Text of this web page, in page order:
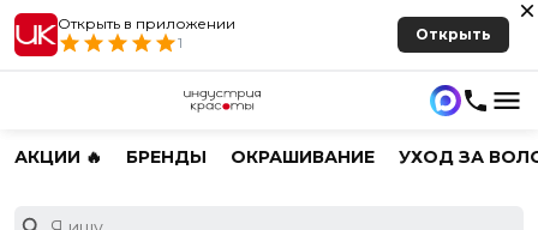
Открыть в приложении
1
Открыть
АКЦИИ 🔥 БРЕНДЫ ОКРАШИВАНИЕ УХОД ЗА